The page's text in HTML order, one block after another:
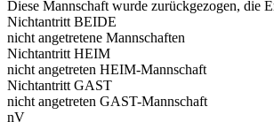
Diese Mannschaft wurde zurückgezogen, die
Nichtantritt BEIDE
nicht angetretene Mannschaften
Nichtantritt HEIM
nicht angetreten HEIM-Mannschaft
Nichtantritt GAST
nicht angetreten GAST-Mannschaft
nV